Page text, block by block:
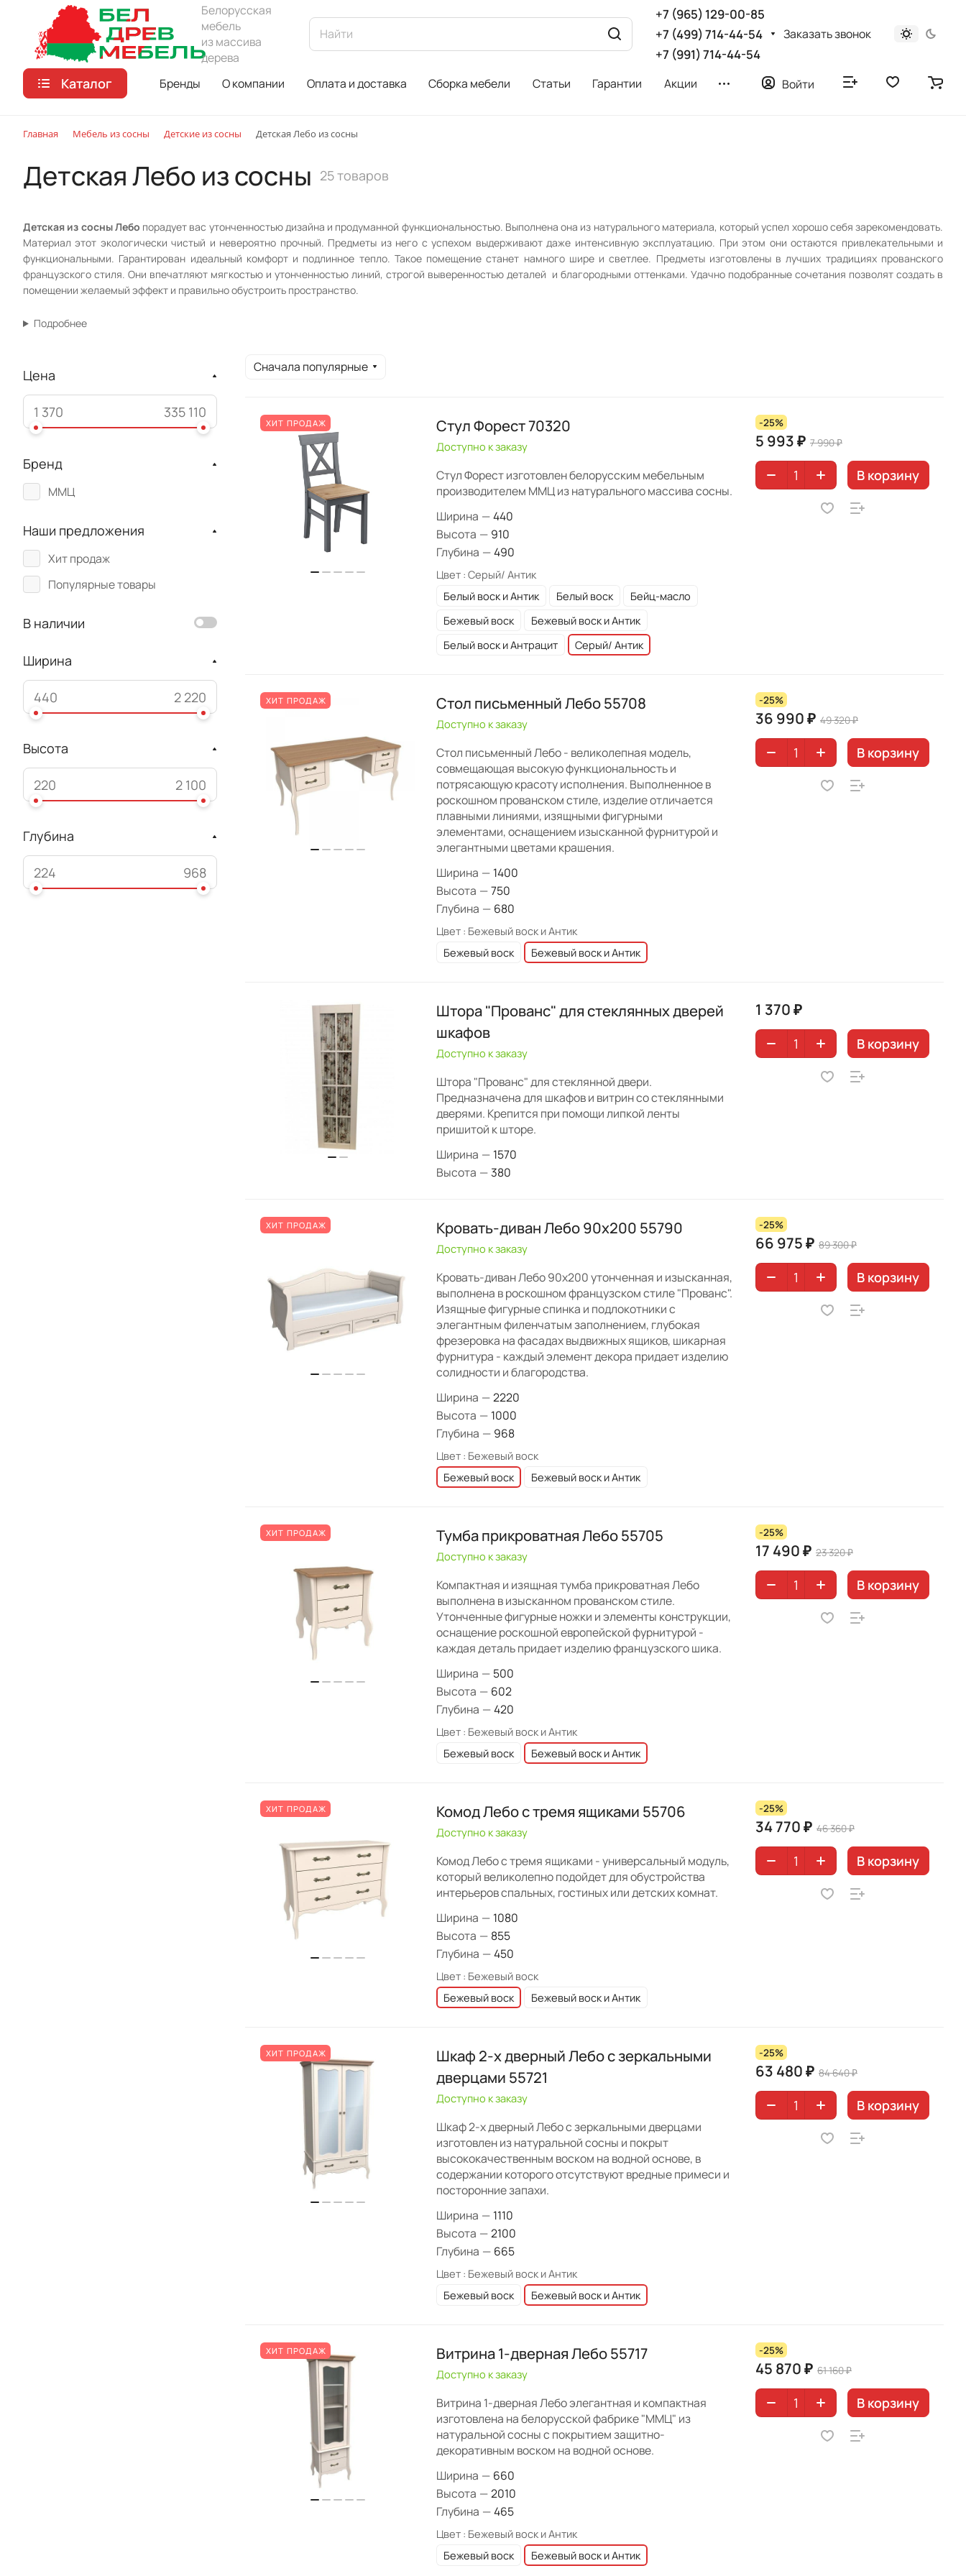
Белорусская
мебель
из массива
дерева
+7 (965) 129-00-85
+7 (499) 714-44-54
+7 (991) 714-44-54
Заказать звонок
Каталог Бренды О компании Оплата и доставка Сборка мебели Статьи Гарантии Акции Войти
Главная Мебель из сосны Детские из сосны Детская Лебо из сосны
Детская Лебо из сосны 25 товаров
Детская из сосны Лебо порадует вас утонченностью дизайна и продуманной функциональностью. Выполнена она из натурального материала, который успел хорошо себя зарекомендовать.
Материал этот экологически чистый и невероятно прочный. Предметы из него с успехом выдерживают даже интенсивную эксплуатацию. При этом они остаются привлекательными и
функциональными. Гарантирован идеальный комфорт и подлинное тепло. Такое помещение станет намного шире и светлее. Предметы изготовлены в лучших традициях прованского
французского стиля. Они впечатляют мягкостью и утонченностью линий, строгой выверенностью деталей и благородными оттенками. Удачно подобранные сочетания позволят создать в
помещении желаемый эффект и правильно обустроить пространство.
Подробнее
Сначала популярные
ХИТ ПРОДАЖ Стул Форест 70320
Доступно к заказу
Стул Форест изготовлен белорусским мебельным
производителем ММЦ из натурального массива сосны.
Ширина —440
Высота — 910
Глубина —490
Цвет : Серый/ Антик
Белый воск и Антик
Белый воск
Бейц-масло
Бежевый воск
Бежевый воск и Антик
Белый воск и Антрацит
Серый/ Антик
-25%
5 993 ₽ 7 990 ₽
В корзину
ХИТ ПРОДАЖ Стол письменный Лебо 55708
Доступно к заказу
Стол письменный Лебо - великолепная модель,
совмещающая высокую функциональность и
потрясающую красоту исполнения. Выполненное в
роскошном прованском стиле, изделие отличается
плавными линиями, изящными фигурными
элементами, оснащением изысканной фурнитурой и
элегантными цветами крашения.
Ширина — 1400
Высота —750
Глубина — 680
Цвет : Бежевый воск и Антик
Бежевый воск
Бежевый воск и Антик
-25%
36 990 ₽ 49 320 ₽
В корзину
Штора "Прованс" для стеклянных дверей
шкафов
Доступно к заказу
Штора "Прованс" для стеклянной двери.
Предназначена для шкафов и витрин со стеклянными
дверями. Крепится при помощи липкой ленты
пришитой к шторе.
Ширина — 1570
Высота — 380
1 370 ₽
В корзину
ХИТ ПРОДАЖ Кровать-диван Лебо 90х200 55790
Доступно к заказу
Кровать-диван Лебо 90х200 утонченная и изысканная,
выполнена в роскошном французском стиле "Прованс".
Изящные фигурные спинка и подлокотники с
элегантным филенчатым заполнением, глубокая
фрезеровка на фасадах выдвижных ящиков, шикарная
фурнитура - каждый элемент декора придает изделию
солидности и благородства.
Ширина —2220
Высота — 1000
Глубина — 968
Цвет : Бежевый воск
Бежевый воск
Бежевый воск и Антик
-25%
66 975 ₽ 89 300 ₽
В корзину
ХИТ ПРОДАЖ Тумба прикроватная Лебо 55705
Доступно к заказу
Компактная и изящная тумба прикроватная Лебо
выполнена в изысканном прованском стиле.
Утонченные фигурные ножки и элементы конструкции,
оснащение роскошной европейской фурнитурой -
каждая деталь придает изделию французского шика.
Ширина — 500
Высота — 602
Глубина —420
Цвет : Бежевый воск и Антик
Бежевый воск
Бежевый воск и Антик
-25%
17 490 ₽ 23 320 ₽
В корзину
ХИТ ПРОДАЖ Комод Лебо с тремя ящиками 55706
Доступно к заказу
Комод Лебо с тремя ящиками - универсальный модуль,
который великолепно подойдет для обустройства
интерьеров спальных, гостиных или детских комнат.
Ширина — 1080
Высота — 855
Глубина —450
Цвет : Бежевый воск
Бежевый воск
Бежевый воск и Антик
-25%
34 770 ₽ 46 360 ₽
В корзину
ХИТ ПРОДАЖ
Шкаф 2-х дверный Лебо с зеркальными
дверцами 55721
Доступно к заказу
Шкаф 2-х дверный Лебо с зеркальными дверцами
изготовлен из натуральной сосны и покрыт
высококачественным воском на водной основе, в
содержании которого отсутствуют вредные примеси и
посторонние запахи.
Ширина — 1110
Высота —2100
Глубина — 665
Цвет : Бежевый воск и Антик
Бежевый воск
Бежевый воск и Антик
-25%
63 480 ₽ 84 640 ₽
В корзину
ХИТ ПРОДАЖ Витрина 1-дверная Лебо 55717
Доступно к заказу
Витрина 1-дверная Лебо элегантная и компактная
изготовлена на белорусской фабрике "ММЦ" из
натуральной сосны с покрытием защитно-
декоративным воском на водной основе.
Ширина — 660
Высота —2010
Глубина —465
Цвет : Бежевый воск и Антик
Бежевый воск
Бежевый воск и Антик
-25%
45 870 ₽ 61 160 ₽
В корзину
Цена
Бренд
ММЦ
Наши предложения
Хит продаж
Популярные товары
В наличии
Ширина
Высота
Глубина